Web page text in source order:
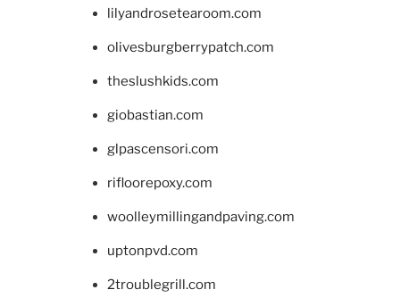
lilyandrosetearoom.com
olivesburgberrypatch.com
theslushkids.com
giobastian.com
glpascensori.com
rifloorepoxy.com
woolleymillingandpaving.com
uptonpvd.com
2troublegrill.com